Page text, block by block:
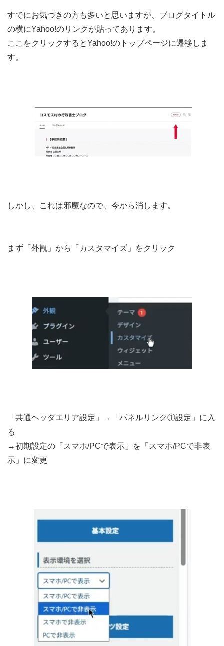
すでにお気づきの方も多いと思いますが、ブログタイトル
の横にYahoo!のリンクが貼ってあります。
ここをクリックするとYahoo!のトップページに遷移しま
す。
しかし、これは邪魔なので、今から消します。
まず「外観」から「カスタマイズ」をクリック
「共通ヘッダエリア設定」→「パネルリンク①設定」に入
る
→初期設定の「スマホ/PCで表示」を「スマホ/PCで非表
示」に変更